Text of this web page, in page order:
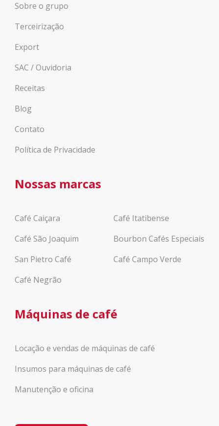
Sobre o grupo
Terceirização
Export
SAC / Ouvidoria
Receitas
Blog
Contato
Política de Privacidade
Nossas marcas
Café Caiçara
Café São Joaquim
San Pietro Café
Café Negrão
Café Itatibense
Bourbon Cafés Especiais
Café Campo Verde
Máquinas de café
Locação e vendas de máquinas de café
Insumos para máquinas de café
Manutenção e oficina